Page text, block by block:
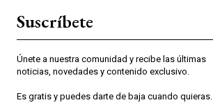
Suscríbete
Únete a nuestra comunidad y recibe las últimas
noticias, novedades y contenido exclusivo.
Es gratis y puedes darte de baja cuando quieras.